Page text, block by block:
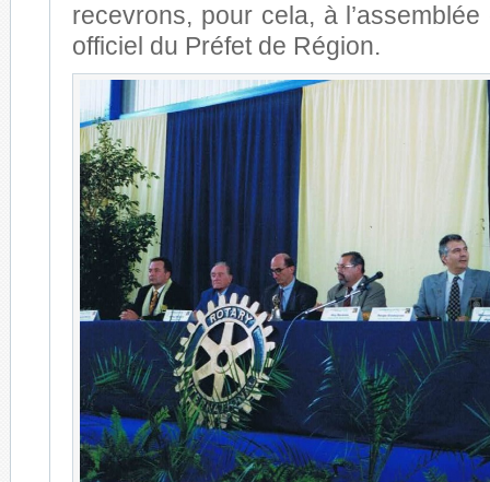
recevrons, pour cela, à l’assemblée
officiel du Préfet de Région.